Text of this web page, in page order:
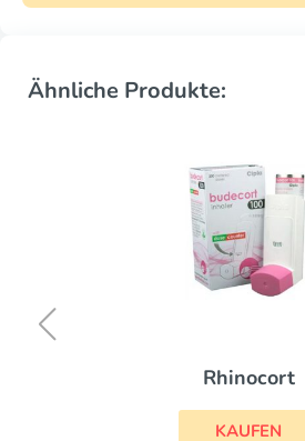
Ähnliche Produkte:
Rhinocort
KAUFEN